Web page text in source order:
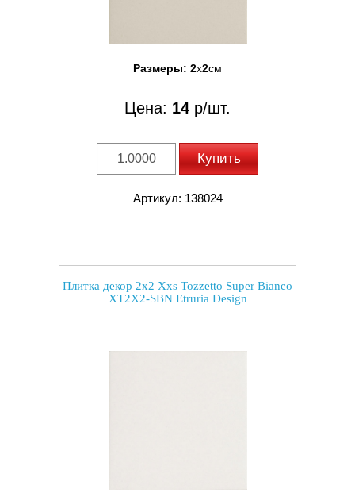
Размеры: 2x2см
Цена: 14 р/шт.
Купить
Артикул: 138024
Плитка декор 2x2 Xxs Tozzetto Super Bianco
XT2X2-SBN Etruria Design